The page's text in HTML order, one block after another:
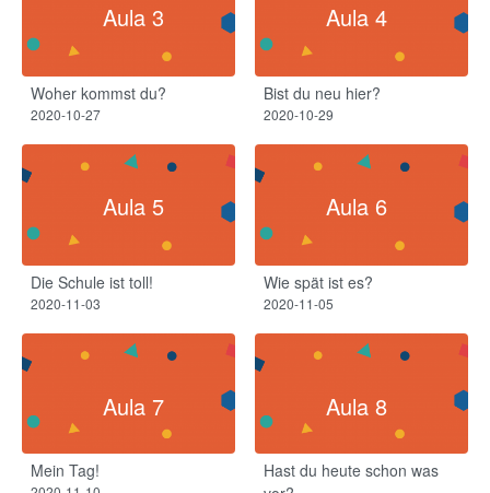
Aula 3
Woher kommst du?
2020-10-27
Aula 4
Bist du neu hier?
2020-10-29
Aula 5
Die Schule ist toll!​
2020-11-03
Aula 6
Wie spät ist es?
2020-11-05
Aula 7
Mein Tag!​
Aula 8
Hast du heute schon was